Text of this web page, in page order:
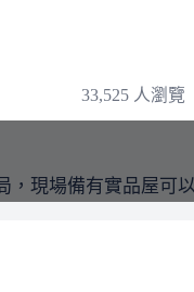
33,525 人瀏覽
，現場備有實品屋可